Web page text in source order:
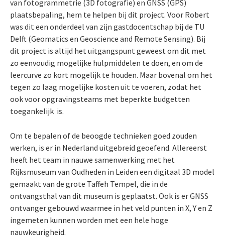
van fotogrammetrie (3D fotografie) en GNSS (GPS)
plaatsbepaling, hem te helpen bij dit project. Voor Robert
was dit een onderdeel van zijn gastdocentschap bij de TU
Delft (Geomatics en Geoscience and Remote Sensing). Bij
dit project is altijd het uitgangspunt geweest om dit met
zo eenvoudig mogelijke hulpmiddelen te doen, en om de
leercurve zo kort mogelijk te houden. Maar bovenal om het
tegen zo laag mogelijke kosten uit te voeren, zodat het
ook voor opgravingsteams met beperkte budgetten
toegankelijk is.
Om te bepalen of de beoogde technieken goed zouden
werken, is er in Nederland uitgebreid geoefend. Allereerst
heeft het team in nauwe samenwerking met het
Rijksmuseum van Oudheden in Leiden een digitaal 3D model
gemaakt van de grote Taffeh Tempel, die in de
ontvangsthal van dit museum is geplaatst. Ook is er GNSS
ontvanger gebouwd waarmee in het veld punten in X, Y en Z
ingemeten kunnen worden met een hele hoge
nauwkeurigheid.